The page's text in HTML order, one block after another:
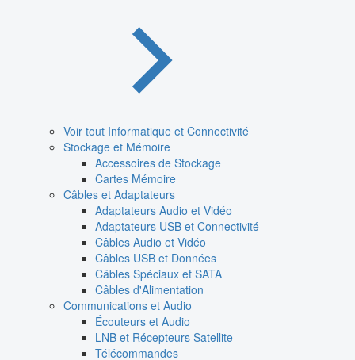
Voir tout Informatique et Connectivité
Stockage et Mémoire
Accessoires de Stockage
Cartes Mémoire
Câbles et Adaptateurs
Adaptateurs Audio et Vidéo
Adaptateurs USB et Connectivité
Câbles Audio et Vidéo
Câbles USB et Données
Câbles Spéciaux et SATA
Câbles d'Alimentation
Communications et Audio
Écouteurs et Audio
LNB et Récepteurs Satellite
Télécommandes